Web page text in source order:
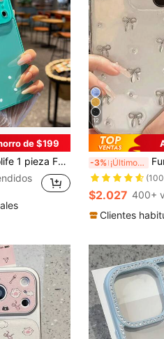
de $199
pavo real, carcasa dura de lujo a prueba de golpes con protección completa de la cámara, apta para Phone18pro/18pro Max/17/17pro/17promax/16/15/14/13/12/11
12
-3% ¡Últimos 3 días Funda de teléfono de resina epoxi
$2.027 400+
Clientes